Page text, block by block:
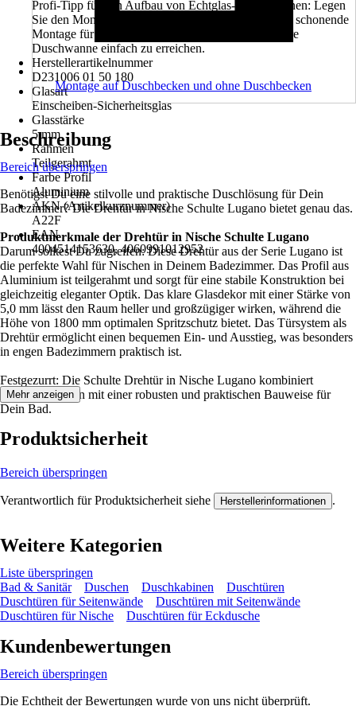
Profi-Tipp für den Aufbau von Echtglas-Duschkabinen: Legen
Sie den Montagebereich mit Decken aus. So ist eine schonende
Montage für die Duschkabine, Ihren Boden oder Ihre
Duschwanne einfach zu erreichen.
Herstellerartikelnummer
D231006 01 50 180
Glasart
Einscheiben-Sicherheitsglas
Glasstärke
5 mm
Rahmen
Teilgerahmt
Farbe Profil
Aluminium
AKN (Artikelkurznummer)
A22F
EAN
4004514153630, 4060991012952
Montage auf Duschbecken und ohne Duschbecken
Beschreibung
Bereich überspringen
Benötigst Du eine stilvolle und praktische Duschlösung für Dein
Badezimmer? Die Drehtür in Nische Schulte Lugano bietet genau das.
Produktmerkmale der Drehtür in Nische Schulte Lugano
Darum solltest Du zugreifen: Diese Drehtür aus der Serie Lugano ist
die perfekte Wahl für Nischen in Deinem Badezimmer. Das Profil aus
Aluminium ist teilgerahmt und sorgt für eine stabile Konstruktion bei
gleichzeitig eleganter Optik. Das klare Glasdekor mit einer Stärke von
5,0 mm lässt den Raum heller und großzügiger wirken, während die
Höhe von 1800 mm optimalen Spritzschutz bietet. Das Türsystem als
Drehtür ermöglicht einen bequemen Ein- und Ausstieg, was besonders
in engen Badezimmern praktisch ist.
Festgezurrt: Die Schulte Drehtür in Nische Lugano kombiniert
elegantes Design mit einer robusten und praktischen Bauweise für
Dein Bad.
Mehr anzeigen
Produktsicherheit
Bereich überspringen
Verantwortlich für Produktsicherheit siehe Herstellerinformationen .
Weitere Kategorien
Liste überspringen
Bad & Sanitär
Duschen Duschkabinen
Duschtüren
Duschtüren für Seitenwände
Duschtüren mit Seitenwände
Duschtüren für Nische
Duschtüren für Eckdusche
Kundenbewertungen
Bereich überspringen
Die Echtheit der Bewertungen wurde von uns nicht überprüft.